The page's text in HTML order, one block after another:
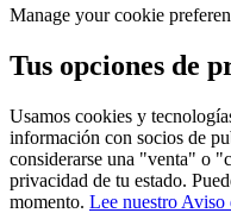
Manage your cookie
Tus opciones de
Usamos cookies y
información con socios de
considerarse una "venta" o
privacidad de tu estado.
momento. Lee nuestro Aviso